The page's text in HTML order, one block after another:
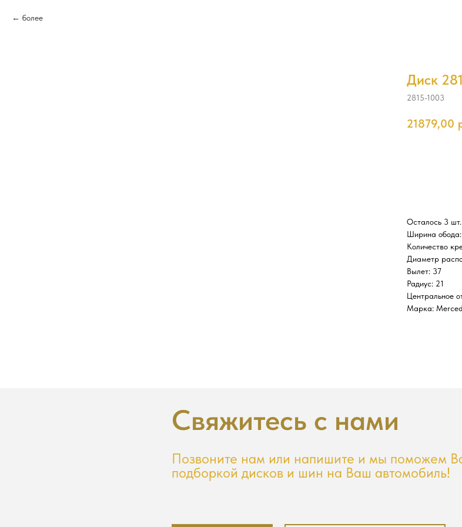
более
Диск
2815-1003
21879,00
Осталось 3 шт.
Ширина
Количество
Диаметр
Вылет: 37
Радиус: 21
Центральное
Марка:
Свяжитесь с нами
Позвоните нам или напишите и мы поможем
подборкой дисков и шин на Ваш автомобиль!